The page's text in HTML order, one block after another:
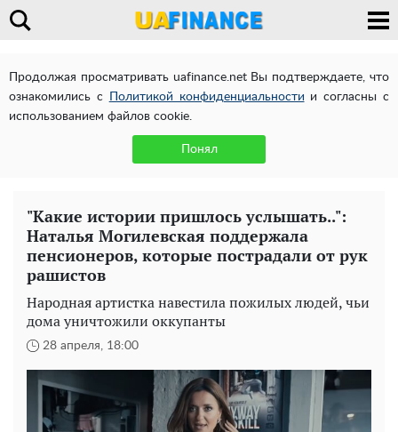
Продолжая просматривать uafinance.net Вы подтверждаете, что
ознакомились с
Политикой конфиденциальности и согласны с
использованием файлов cookie.
Понял
"Какие истории пришлось услышать..":
Наталья Могилевская поддержала
пенсионеров, которые пострадали от рук
рашистов
Народная артистка навестила пожилых людей, чьи
дома уничтожили оккупанты
28 апреля, 18:00